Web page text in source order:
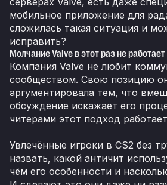
мобильное приложение для
сложилась такая ситуация и
исправить?
Молчание Valve в этот раз не работает
Компания Valve не любит
сообществом. Свою позицию
аргументировала тем, что
обсуждение искажает его
читерами этот подход
Увлечённые игроки в CS2 без
назвать, какой античит
чём его особенности и